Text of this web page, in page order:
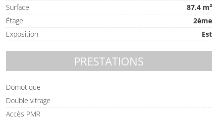
Surface
87.4 m²
Étage
2ème
Exposition
Est
PRESTATIONS
Domotique
Double vitrage
Accès PMR